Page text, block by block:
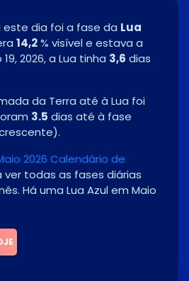
este dia foi a fase da Lua
14,2% visível e estava a
2026, a Lua tinha 3,6 dias
da Terra até à Lua foi
3.5 dias até à fase
).
2026 Calendário de
ver todas as fases diárias
Há uma Lua Azul em Maio